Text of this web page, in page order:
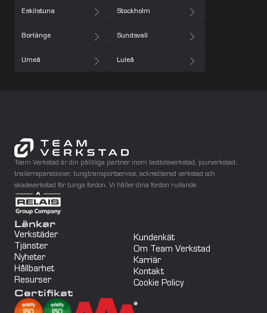
Eskilstuna Stockholm
Borlänge Sundsvall
Umeå Luleå
Team Verkstad är din pålitliga partner inom lastbilsverkstad, jourverkstad,
trailerreparationer, tungtransportservice, ackrediterad verkstad och
skadeverkstad för tunga fordon. Vi håller dina fordon rullande.
Länkar
Verkstäder
Tjänster
Nyheter
Hållbarhet
Resurser
Kundenkät
Om Team Verkstad
Karriär
Kontakt
Cookie Policy
Certifikat